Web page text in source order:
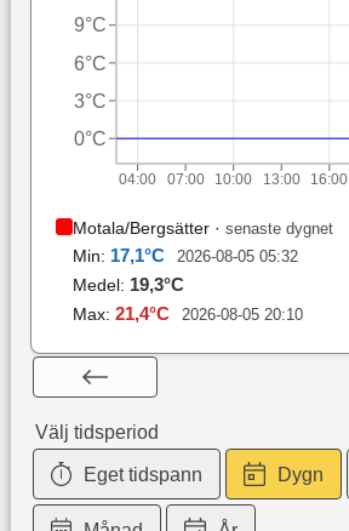
04:00 07:00 10:00 13:00 16:00
0°C
3°C
6°C
9°C
Motala/Bergsätter· senaste dygnet
Min: 17,1°C 2026-08-05 05:32
Medel: 19,3°C
Max: 21,4°C 2026-08-05 20:10
Välj tidsperiod
Eget tidspann Dygn